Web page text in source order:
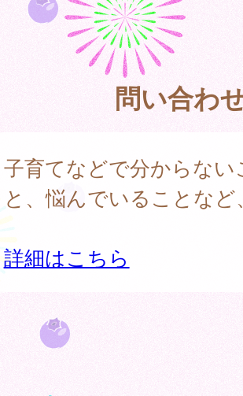
問い合わ
子育てなどで分からない
と、悩んでいることなど
詳細はこちら